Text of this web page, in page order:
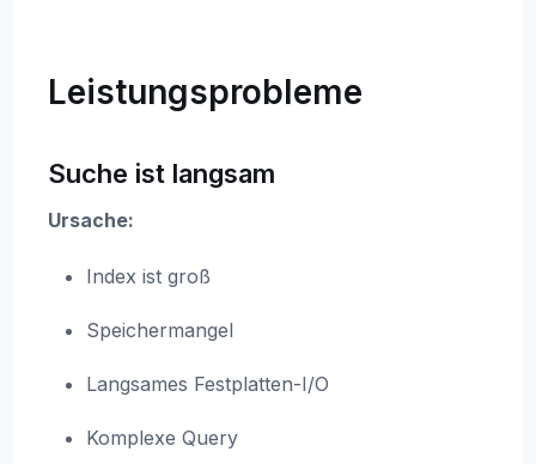
Leistungsprobleme
Suche ist langsam
Ursache:
Index ist groß
Speichermangel
Langsames Festplatten-I/O
Komplexe Query